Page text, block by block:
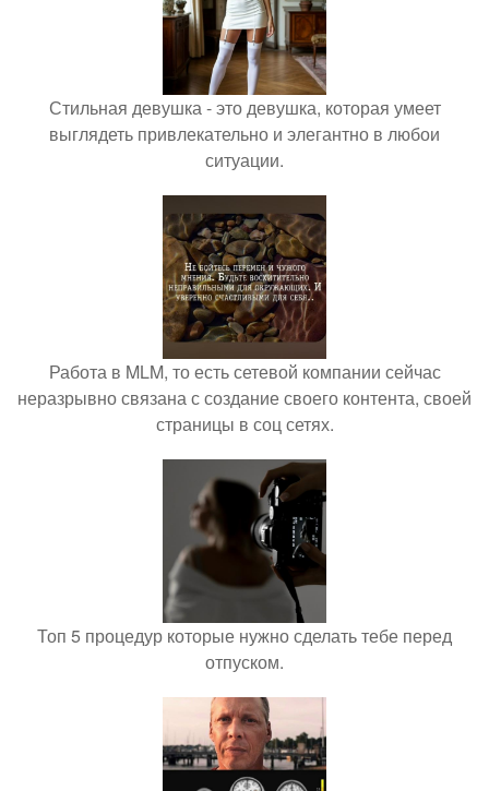
Стильная девушка - это девушка, которая умеет
выглядеть привлекательно и элегантно в любои
ситуации.
Работа в MLM, то есть сетевой компании сейчас
неразрывно связана с создание своего контента, своей
страницы в соц сетях.
Топ 5 процедур которые нужно сделать тебе перед
отпуском.